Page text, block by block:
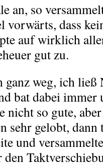
an, so
vorwärts, dass
auf wirklich
gut zu.
weg, ich ließ
bat dabei immer
nicht so gute,
sehr gelobt,
und